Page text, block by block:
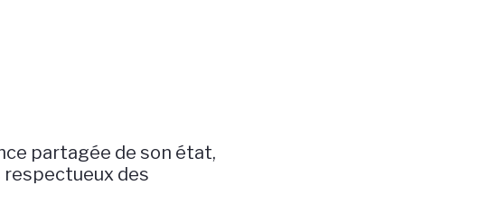
partagée de son état,
des